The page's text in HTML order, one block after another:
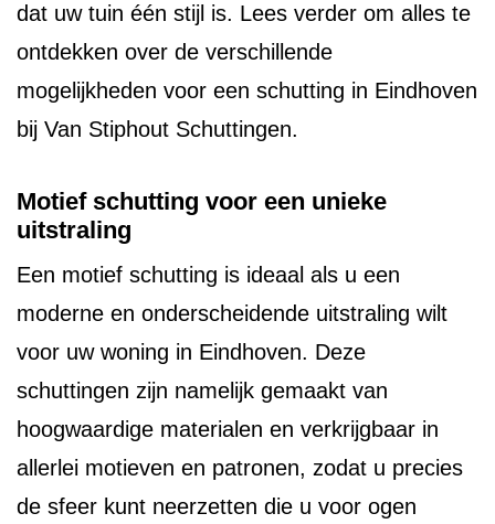
dat uw tuin één stijl is. Lees verder om alles te
ontdekken over de verschillende
mogelijkheden voor een schutting in Eindhoven
bij Van Stiphout Schuttingen.
Motief schutting voor een unieke
uitstraling
Een motief schutting is ideaal als u een
moderne en onderscheidende uitstraling wilt
voor uw woning in Eindhoven. Deze
schuttingen zijn namelijk gemaakt van
hoogwaardige materialen en verkrijgbaar in
allerlei motieven en patronen, zodat u precies
de sfeer kunt neerzetten die u voor ogen